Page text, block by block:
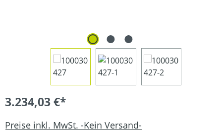
3.234,03 €*
Preise inkl. MwSt. -Kein Versand-